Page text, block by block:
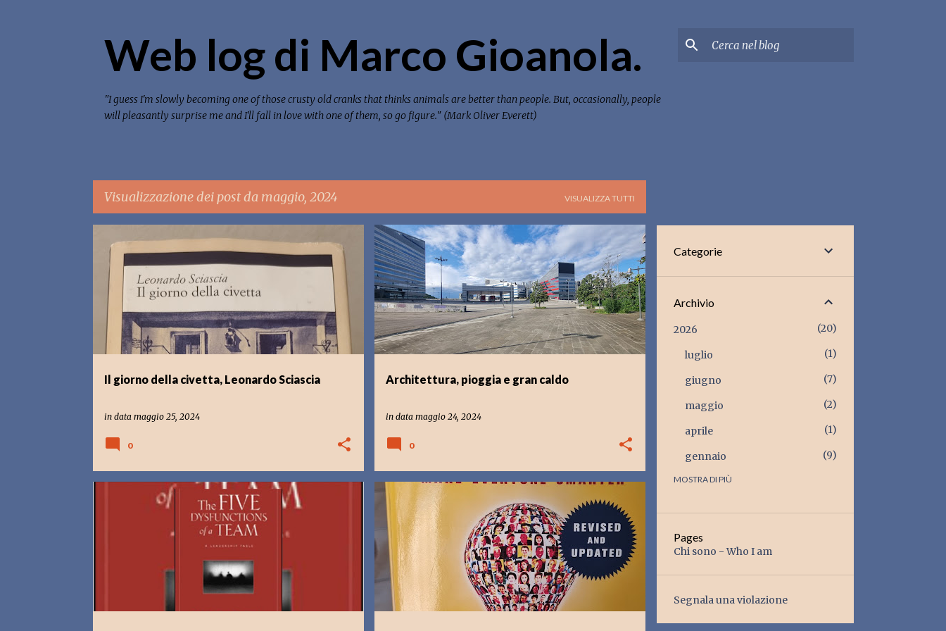
Web log di Marco Gioanola.
"I guess I'm slowly becoming one of those crusty old cranks that thinks animals are better than people. But, occasionally, people
will pleasantly surprise me and I'll fall in love with one of them, so go figure." (Mark Oliver Everett)
Visualizzazione dei post da maggio, 2024 VISUALIZZA TUTTI
Il giorno della civetta, Leonardo Sciascia
in data maggio 25, 2024
LIBRI CHE LEGGO
0
Architettura, pioggia e gran caldo
in data maggio 24, 2024
AMBIENTE DOOMARCHITECTURE MILANO
0
LIBRI CHE LEGGO MANAGEMENT ENGLISH LAVORO LEADERSHIP LIBRI CHE LEGGO +
MANAGEMENT
Categorie
Archivio
2026 20
luglio 1
giugno 7
maggio 2
aprile 1
gennaio 9
2025
agosto
giugno
MOSTRA DI PIÙ
Pages
Chi sono - Who I am
Segnala una violazione